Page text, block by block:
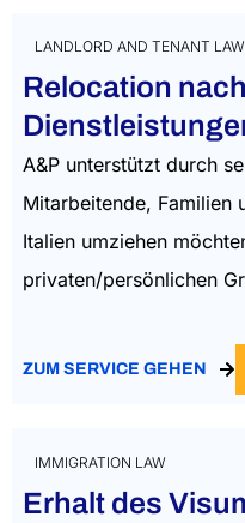
LANDLORD AND TENANT LAW
Relocation
A&P unterstützt durch
Mitarbeitende, Familien
Italien umziehen
privaten/persönlichen
ZUM SERVICE GEHEN
IMMIGRATION LAW
Erhalt des